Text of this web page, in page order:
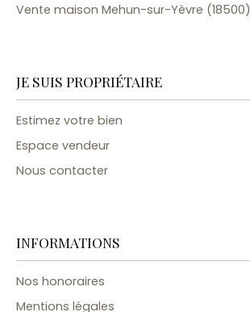
Vente maison Mehun-sur-Yèvre (18500)
JE SUIS PROPRIÉTAIRE
Estimez votre bien
Espace vendeur
Nous contacter
INFORMATIONS
Nos honoraires
Mentions légales